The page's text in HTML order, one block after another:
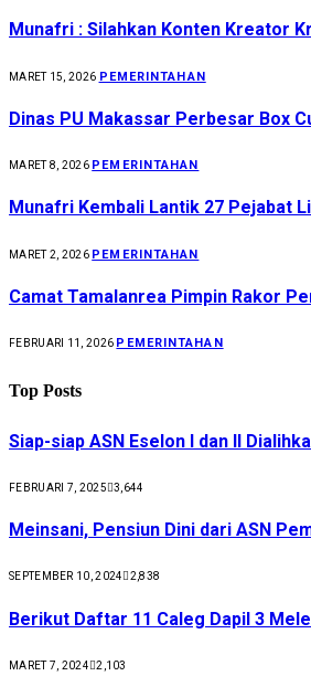
Munafri : Silahkan Konten Kreator
MARET 15, 2026 PEMERINTAHAN
Dinas PU Makassar Perbesar Box
MARET 8, 2026 PEMERINTAHAN
Munafri Kembali Lantik 27 Pejabat
MARET 2, 2026 PEMERINTAHAN
Camat Tamalanrea Pimpin Rakor
FEBRUARI 11, 2026 PEMERINTAHAN
Top Posts
Siap-siap ASN Eselon I dan II
FEBRUARI 7, 2025 3,644
Meinsani, Pensiun Dini dari ASN
SEPTEMBER 10, 2024 2,838
Berikut Daftar 11 Caleg Dapil 3
MARET 7, 2024 2,103